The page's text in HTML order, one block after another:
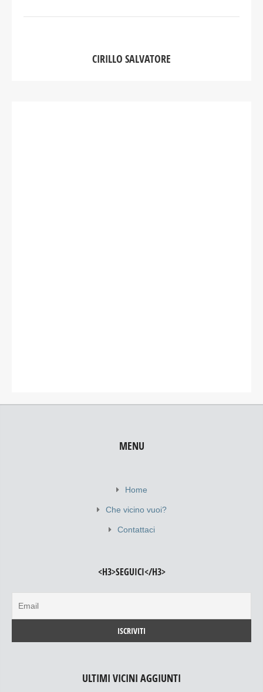
CIRILLO SALVATORE
MENU
Home
Che vicino vuoi?
Contattaci
<H3>SEGUICI</H3>
ULTIMI VICINI AGGIUNTI